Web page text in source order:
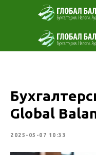
Global
2025-05-07 10:33